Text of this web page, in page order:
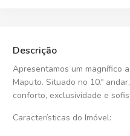
Descrição
Apresentamos um magnífico
Maputo. Situado no 10.º andar
conforto, exclusividade e
Características do Imóvel: